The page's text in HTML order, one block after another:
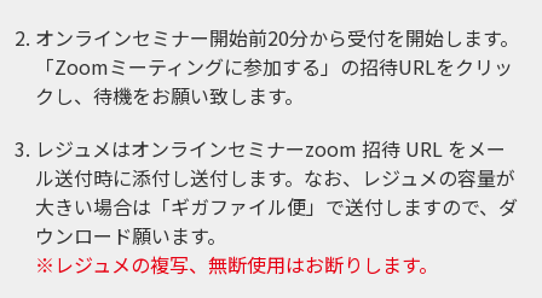
オンラインセミナー開始前20分から受付を開始します。
「Zoomミーティングに参加する」の招待URLをクリッ
クし、待機をお願い致します。
レジュメはオンラインセミナーzoom 招待 URL をメー
ル送付時に添付し送付します。なお、レジュメの容量が
大きい場合は「ギガファイル便」で送付しますので、ダ
ウンロード願います。
※レジュメの複写、無断使用はお断りします。